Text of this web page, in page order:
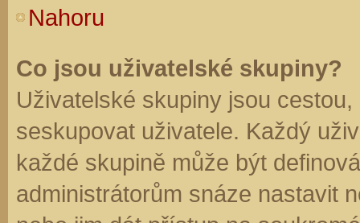
Nahoru
Co jsou uživatelské skupiny?
Uživatelské skupiny jsou
seskupovat uživatele. Každý
každé skupině může být
administrátorům snáze nastavit